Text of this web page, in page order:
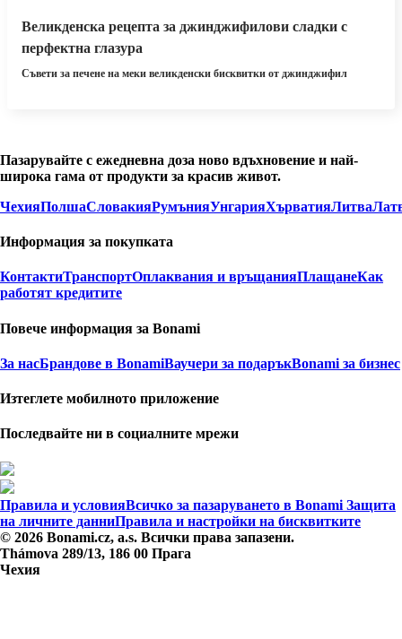
Великденска рецепта за джинджифилови сладки с
перфектна глазура
Съвети за печене на меки великденски бисквитки от джинджифил
Пазарувайте с ежедневна доза ново вдъхновение и най-
широка гама от продукти за красив живот.
ЧехияПолшаСловакияРумънияУнгарияХърватияЛитва
Информация за покупката
КонтактиТранспортОплаквания и връщанияПлащанеКак
работят кредитите
Повече информация за Bonami
За насБрандове в BonamiВаучери за подаръкBonami за бизнес
Изтеглете мобилното приложение
Последвайте ни в социалните мрежи
Правила и условияВсичко за пазаруването в Bonami Защита
на личните данниПравила и настройки на бисквитките
© 2026 Bonami.cz, a.s. Всички права запазени.
Thámova 289/13, 186 00 Прага
Чехия